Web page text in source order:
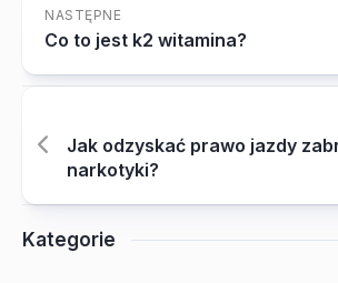
NASTĘPNE
Co to jest k2 witamina?
Jak odzyskać prawo jazdy
narkotyki?
Kategorie